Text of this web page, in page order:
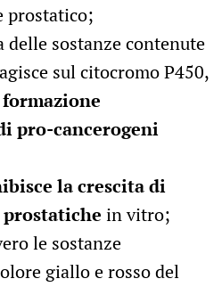
prostatico;
delle sostanze contenute
sul citocromo P450,
pro-cancerogeni
la crescita di
in vitro;
le sostanze
giallo e rosso del